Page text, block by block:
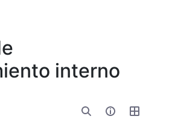
interno